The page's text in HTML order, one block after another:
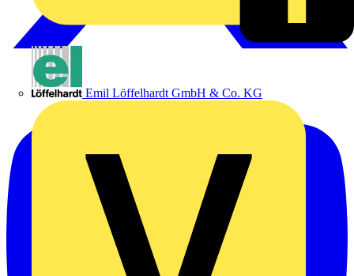
Emil Löffelhardt GmbH & Co. KG